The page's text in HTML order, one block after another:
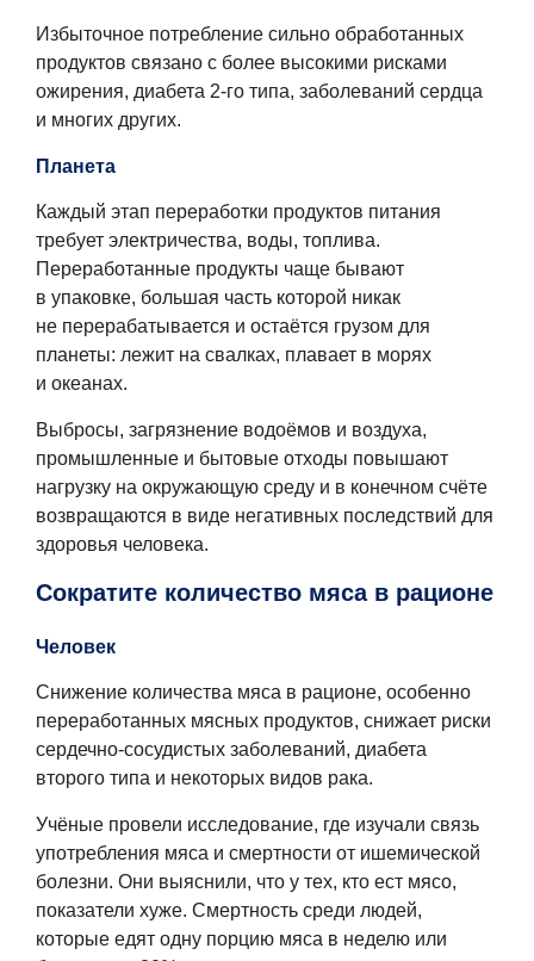
Избыточное потребление сильно обработанных
продуктов связано с более высокими рисками
ожирения, диабета 2-го типа, заболеваний сердца
и многих других.
Планета
Каждый этап переработки продуктов питания
требует электричества, воды, топлива.
Переработанные продукты чаще бывают
в упаковке, большая часть которой никак
не перерабатывается и остаётся грузом для
планеты: лежит на свалках, плавает в морях
и океанах.
Выбросы, загрязнение водоёмов и воздуха,
промышленные и бытовые отходы повышают
нагрузку на окружающую среду и в конечном счёте
возвращаются в виде негативных последствий для
здоровья человека.
Сократите количество мяса в рационе
Человек
Снижение количества мяса в рационе, особенно
переработанных мясных продуктов, снижает риски
сердечно-сосудистых заболеваний, диабета
второго типа и некоторых видов рака.
Учёные провели исследование, где изучали связь
употребления мяса и смертности от ишемической
болезни. Они выяснили, что у тех, кто ест мясо,
показатели хуже. Смертность среди людей,
которые едят одну порцию мяса в неделю или